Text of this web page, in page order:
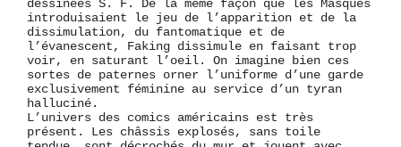
dessinées S. F. De la même façon que les Masques
introduisaient le jeu de l’apparition et de la
dissimulation, du fantomatique et de
l’évanescent, Faking dissimule en faisant trop
voir, en saturant l’oeil. On imagine bien ces
sortes de paternes orner l’uniforme d’une garde
exclusivement féminine au service d’un tyran
halluciné.
L’univers des comics américains est très
présent. Les châssis explosés, sans toile